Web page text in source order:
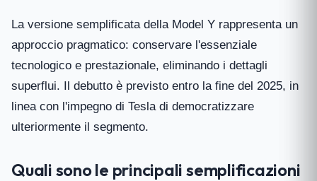
La versione semplificata della Model Y rappresenta un
approccio pragmatico: conservare l'essenziale
tecnologico e prestazionale, eliminando i dettagli
superflui. Il debutto è previsto entro la fine del 2025, in
linea con l'impegno di Tesla di democratizzare
ulteriormente il segmento.
Quali sono le principali semplificazioni